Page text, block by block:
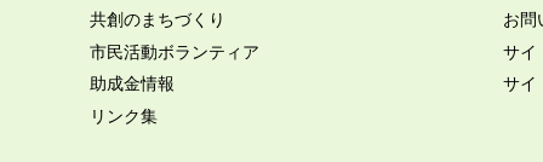
共創のまちづくり
市民活動ボランティア
助成金情報
リンク集
お問
サイ
サイ